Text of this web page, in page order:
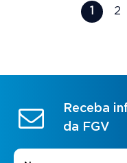
1 2
Receba
da FGV
Nome